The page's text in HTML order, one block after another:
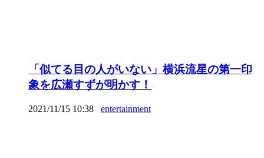
「似てる目の人がいない」横浜流星の第一印
象を広瀬すずが明かす！
2021/11/15 10:38 entertainment